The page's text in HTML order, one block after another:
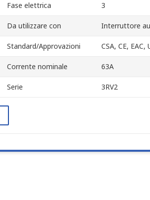
Fase elettrica 3
Da utilizzare con Interruttore
Standard/Approvazioni CSA, CE, EAC,
Corrente nominale 63A
Serie 3RV2